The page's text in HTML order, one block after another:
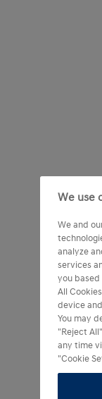
We use
We and
analyze
services
you
All
device
You may
"Reject
any time
"Cookie